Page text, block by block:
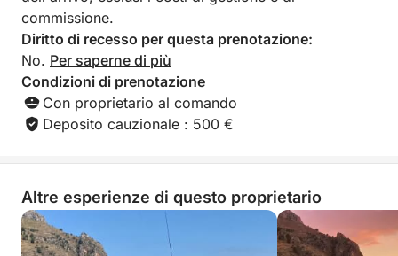
commissione.
Diritto di recesso per questa prenotazione:
No. Per saperne di più
Condizioni di prenotazione
Con proprietario al comando
Deposito cauzionale : 500 €
Altre esperienze di questo proprietario